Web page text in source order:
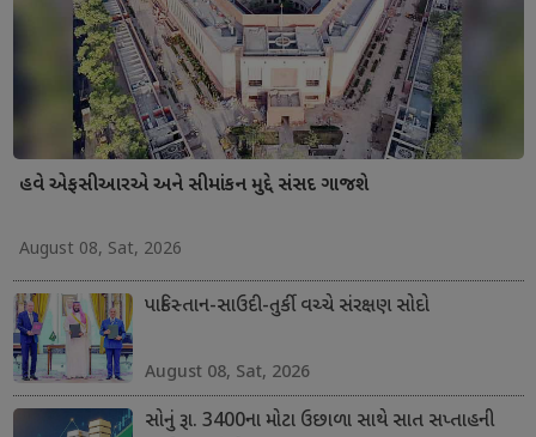
હવે એફસીઆરએ અને સીમાંકન મુદ્દે સંસદ ગાજશે
August 08, Sat, 2026
પાકિસ્તાન-સાઉદી-તુર્કી વચ્ચે સંરક્ષણ સોદો
August 08, Sat, 2026
સોનું રૂા. 3400ના મોટા ઉછાળા સાથે સાત સપ્તાહની